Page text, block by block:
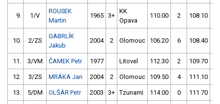
9. 1/V
ROUSEK
Martin
1965 3+
KK
Opava
110.00 2 108.10
10. 2/ZS
GABRLÍK
Jakub
2004 2 Olomouc 106.20 6 108.40
11. 3/VM ČAMEK Petr 1977 Litovel 112.30 2 109.70
12. 3/ZS MRÁKA Jan 2004 2 Olomouc 109.50 4 111.10
13. 5/DM OLŠÁR Petr 2003 3+ Tzunami 114.00 0 111.70